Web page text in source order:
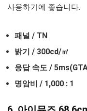
사용하기에 좋습니다.
패널 / TN
밝기 / 300cd/㎡
응답 속도 /
명암비 / 1,000 : 1